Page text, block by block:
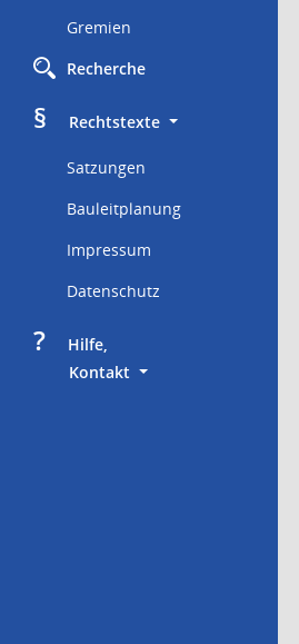
Gremien
Recherche
§
     Rechtstexte
Satzungen
Bauleitplanung
Impressum
Datenschutz
?
     Hilfe,
Kontakt